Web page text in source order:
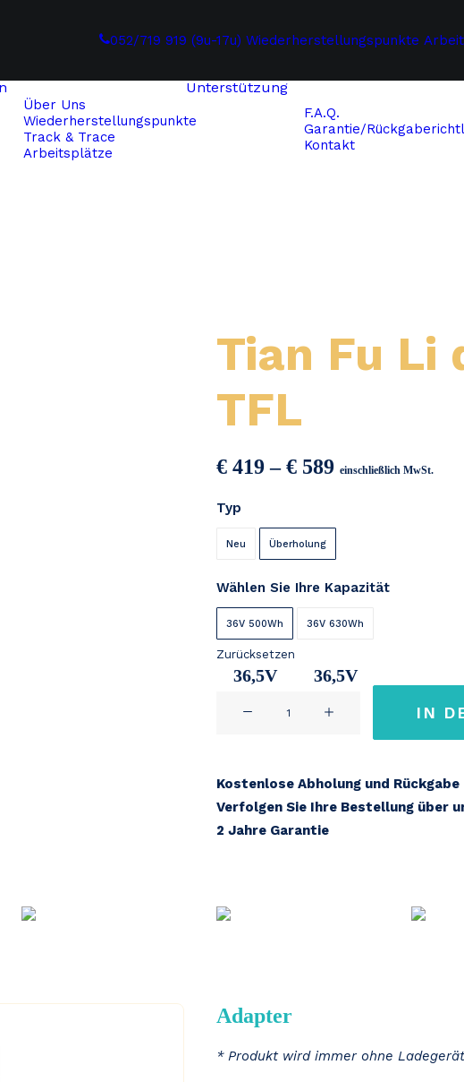
052/719 919 (9u-17u) Wiederherstellungspunkte
Über Uns
Wiederherstellungspunkte
Track & Trace
Arbeitsplätze
Unterstützung
F.A.Q.
Garantie/
Kontakt
Tian Fu Li
TFL
€ 419 –€ 589Preisspanne:
einschließlich MwSt.
Typ
Neu Überholung
Wählen Sie Ihre Kapazität
36V 500Wh
36,5V
36V 630Wh
36,5V
17,2Ah
Zurücksetzen
IN
Kostenlose Abholung und Rückgabe
Verfolgen Sie Ihre Bestellung über
2 Jahre Garantie
Adapter
* Produkt wird immer ohne